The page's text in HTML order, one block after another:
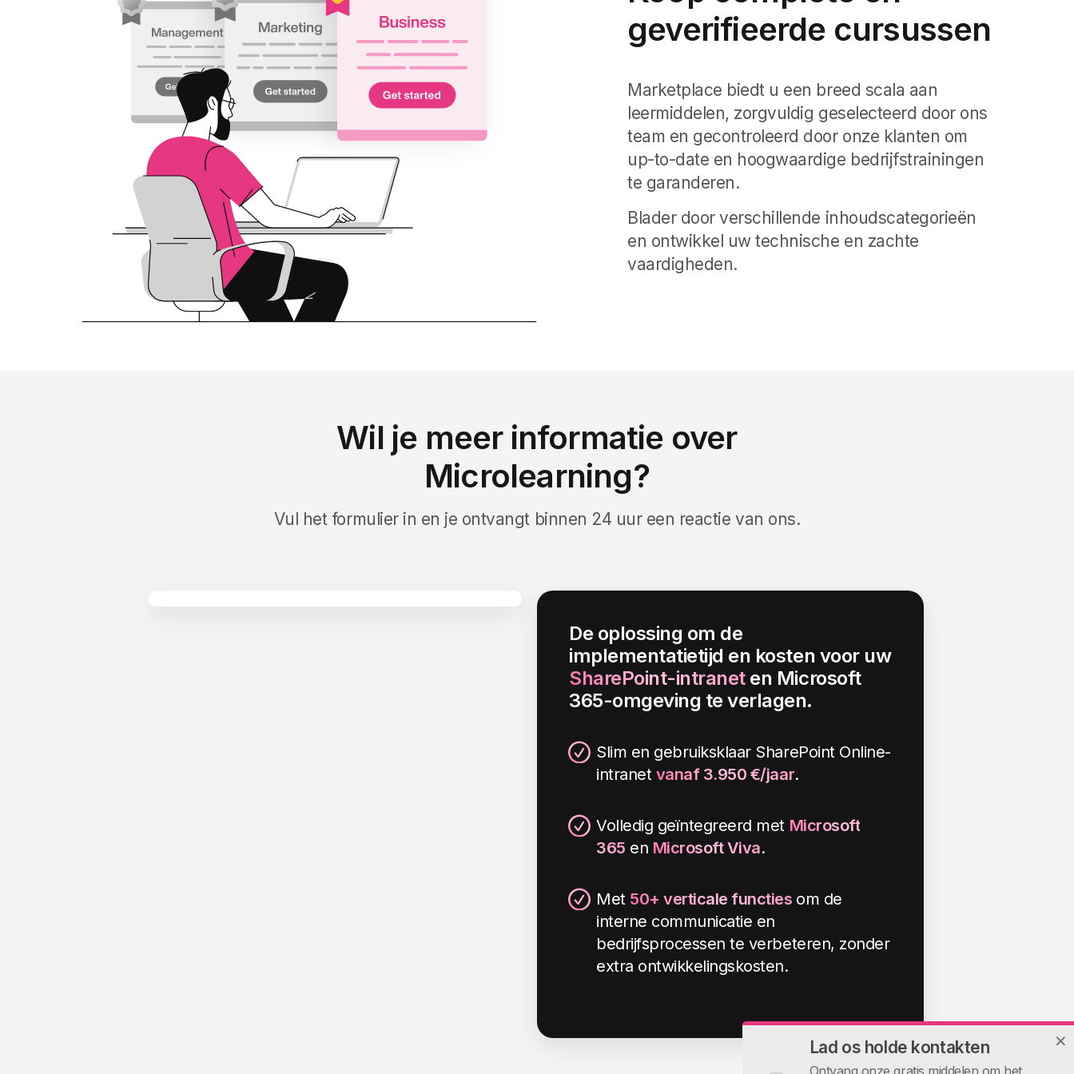
geverifieerde cursussen
Marketplace biedt u een breed scala aan
leermiddelen, zorgvuldig geselecteerd door ons
team en gecontroleerd door onze klanten om
up-to-date en hoogwaardige bedrijfstrainingen
te garanderen.
Blader door verschillende inhoudscategorieën
en ontwikkel uw technische en zachte
vaardigheden.
Wil je meer informatie over
Microlearning?
Vul het formulier in en je ontvangt binnen 24 uur een reactie van ons.
De oplossing om de
implementatietijd en kosten voor uw
SharePoint-intraneten Microsoft
365-omgeving te verlagen.
Slim en gebruiksklaar SharePoint Online-
intranet vanaf 3.950 €/jaar.
Volledig geïntegreerd met Microsoft
365 en Microsoft Viva.
Met 50+ verticale functies om de
interne communicatie en
bedrijfsprocessen te verbeteren, zonder
extra ontwikkelingskosten.
Lad os holde kontakten
Ontvang onze gratis middelen om het